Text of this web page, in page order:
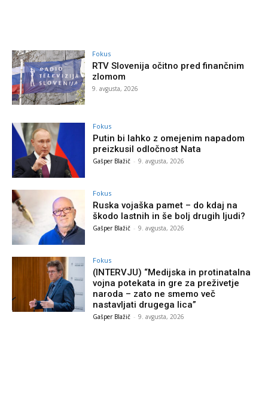
Fokus
RTV Slovenija očitno pred finančnim
zlomom
9. avgusta, 2026
Fokus
Putin bi lahko z omejenim napadom
preizkusil odločnost Nata
Gašper Blažič - 9. avgusta, 2026
Fokus
Ruska vojaška pamet – do kdaj na
škodo lastnih in še bolj drugih ljudi?
Gašper Blažič - 9. avgusta, 2026
Fokus
(INTERVJU) “Medijska in protinatalna
vojna potekata in gre za preživetje
naroda – zato ne smemo več
nastavljati drugega lica”
Gašper Blažič - 9. avgusta, 2026